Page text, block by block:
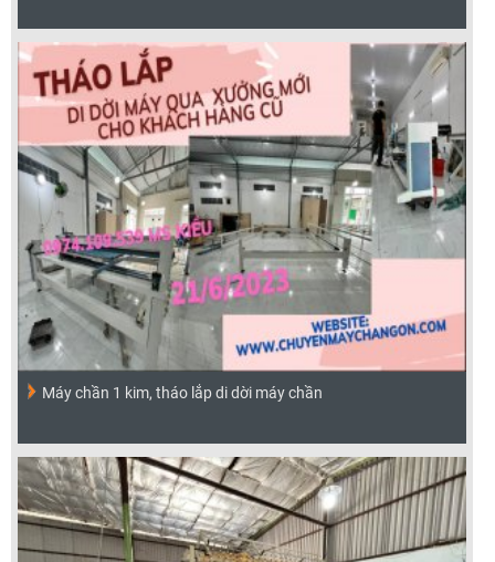
Máy chần 1 kim, tháo lắp di dời máy chần